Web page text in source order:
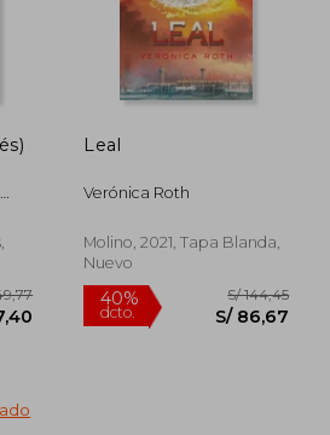
267,04 55%
dcto.
Leal
Verónica Roth
Molino, 2021, Tapa Blanda,
Nuevo